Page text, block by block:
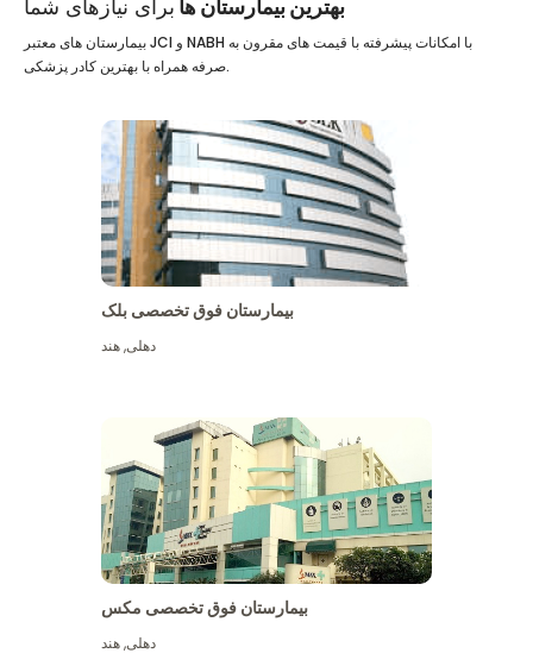
بهترین بیمارستان ها برای نیازهای شما
بیمارستان های معتبر JCI و NABH با امکانات پیشرفته با قیمت های مقرون به
صرفه همراه با بهترین کادر پزشکی.
بیمارستان فوق تخصصی بلک
دهلی,هند
بیمارستان فوق تخصصی مکس
دهلی,هند